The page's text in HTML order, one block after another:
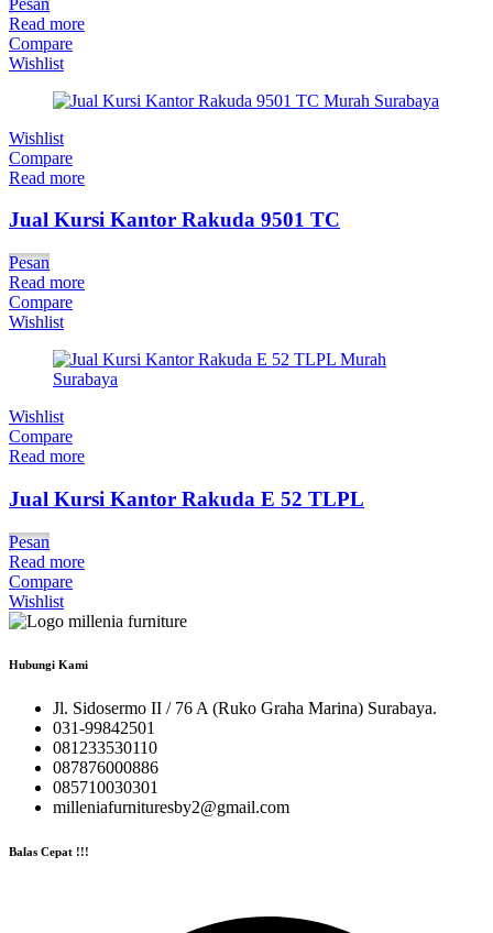
Read more
Compare
Wishlist
Wishlist
Compare
Read more
Jual Kursi Kantor Rakuda 9501 TC
Pesan
Read more
Compare
Wishlist
Wishlist
Compare
Read more
Jual Kursi Kantor Rakuda E 52 TLPL
Pesan
Read more
Compare
Wishlist
Hubungi Kami
Jl. Sidosermo II / 76 A (Ruko Graha Marina) Surabaya.
031-99842501
081233530110
087876000886
085710030301
milleniafurnituresby2@gmail.com
Balas Cepat !!!